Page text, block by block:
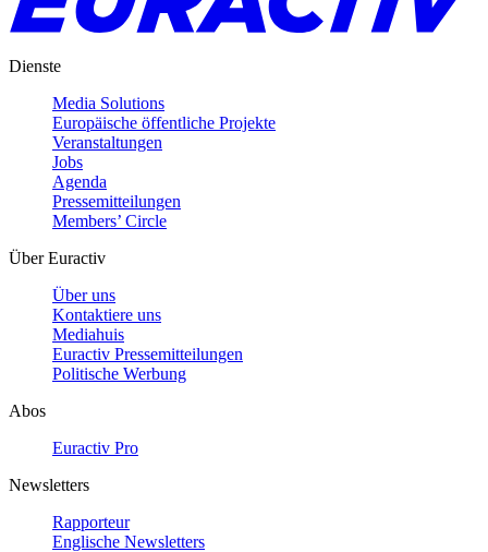
Dienste
Media Solutions
Europäische öffentliche Projekte
Veranstaltungen
Jobs
Agenda
Pressemitteilungen
Members’ Circle
Über Euractiv
Über uns
Kontaktiere uns
Mediahuis
Euractiv Pressemitteilungen
Politische Werbung
Abos
Euractiv Pro
Newsletters
Rapporteur
Englische Newsletters